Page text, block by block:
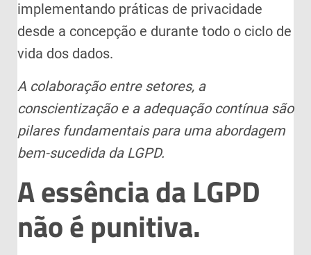
implementando práticas de privacidade
desde a concepção e durante todo o ciclo de
vida dos dados.
A colaboração entre setores, a
conscientização e a adequação contínua são
pilares fundamentais para uma abordagem
bem-sucedida da LGPD.
A essência da LGPD
não é punitiva.